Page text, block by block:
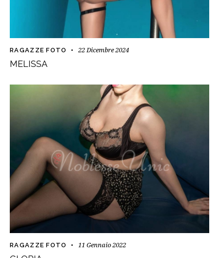
RAGAZZE FOTO 22 Dicembre 2024
MELISSA
RAGAZZE FOTO 11 Gennaio 2022